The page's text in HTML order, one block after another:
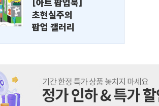
[아트 팝업북]
초현실주의
팝업 갤러리